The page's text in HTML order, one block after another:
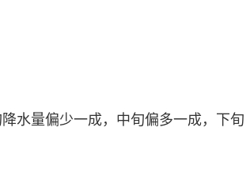
水量偏少一成，中旬偏多一成，下旬